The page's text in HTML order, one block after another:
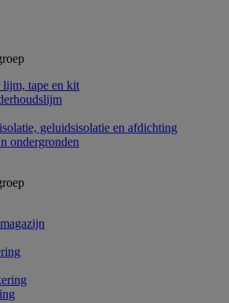
lijm, tape en kit
geluidsisolatie en afdichting
ondergronden